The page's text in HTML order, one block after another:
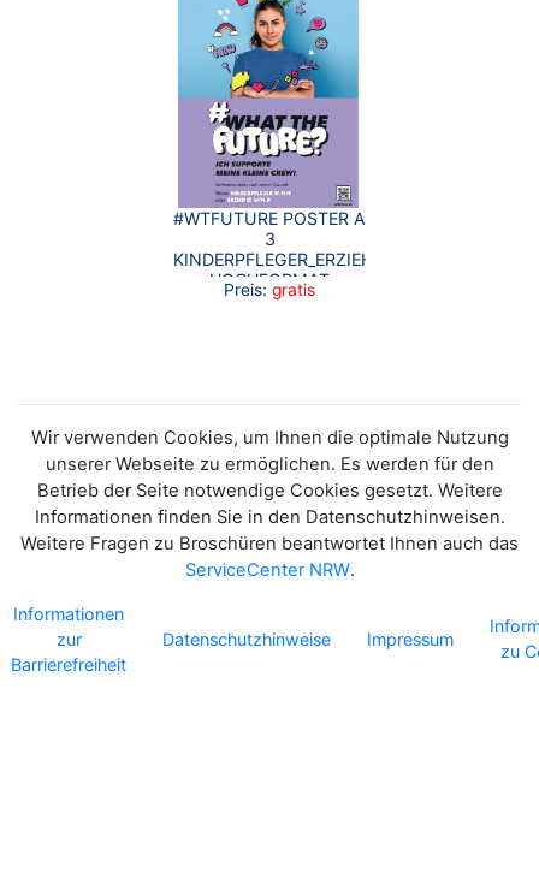
#WTFUTURE POSTER A
3
KINDERPFLEGER_ERZIEHER
HOCHFORMAT
Preis: gratis
Wir verwenden Cookies, um Ihnen die optimale Nutzung
unserer Webseite zu ermöglichen. Es werden für den
Betrieb der Seite notwendige Cookies gesetzt. Weitere
Informationen finden Sie in den Datenschutzhinweisen.
Weitere Fragen zu Broschüren beantwortet Ihnen auch das
ServiceCenter NRW.
Informationen
zur
Barrierefreiheit
Datenschutzhinweise Impressum
zu